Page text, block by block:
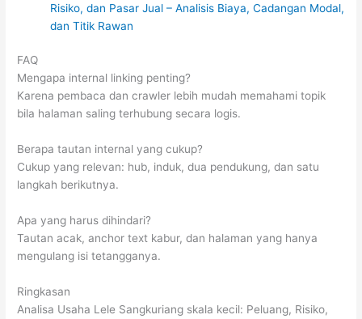
Risiko, dan Pasar Jual – Analisis Biaya, Cadangan Modal,
dan Titik Rawan
FAQ
Mengapa internal linking penting?
Karena pembaca dan crawler lebih mudah memahami topik
bila halaman saling terhubung secara logis.
Berapa tautan internal yang cukup?
Cukup yang relevan: hub, induk, dua pendukung, dan satu
langkah berikutnya.
Apa yang harus dihindari?
Tautan acak, anchor text kabur, dan halaman yang hanya
mengulang isi tetangganya.
Ringkasan
Analisa Usaha Lele Sangkuriang skala kecil: Peluang, Risiko,